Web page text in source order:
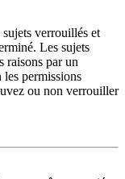
verrouillés et
Les sujets
raisons par un
les permissions
ou non verrouiller